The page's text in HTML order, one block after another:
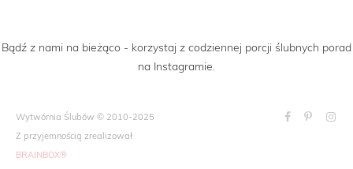
Bądź z nami na bieżąco - korzystaj z codziennej porcji ślubnych porad
na Instagramie.
Wytwórnia Ślubów © 2010-2025
Z przyjemnością zrealizował
BRAINBOX®